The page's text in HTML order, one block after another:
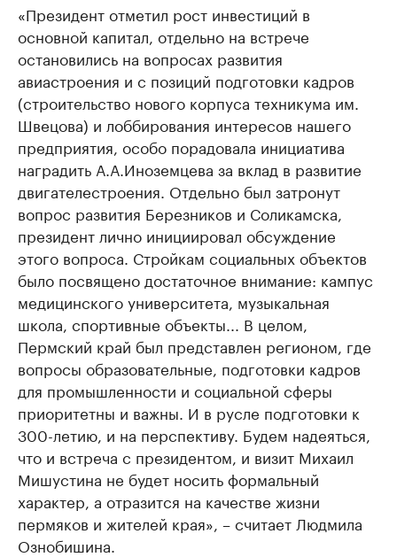
«Президент отметил рост инвестиций в
основной капитал, отдельно на встрече
остановились на вопросах развития
авиастроения и с позиций подготовки кадров
(строительство нового корпуса техникума им.
Швецова) и лоббирования интересов нашего
предприятия, особо порадовала инициатива
наградить А.А.Иноземцева за вклад в развитие
двигателестроения. Отдельно был затронут
вопрос развития Березников и Соликамска,
президент лично инициировал обсуждение
этого вопроса. Стройкам социальных объектов
было посвящено достаточное внимание: кампус
медицинского университета, музыкальная
школа, спортивные объекты... В целом,
Пермский край был представлен регионом, где
вопросы образовательные, подготовки кадров
для промышленности и социальной сферы
приоритетны и важны. И в русле подготовки к
300-летию, и на перспективу. Будем надеяться,
что и встреча с президентом, и визит Михаил
Мишустина не будет носить формальный
характер, а отразится на качестве жизни
пермяков и жителей края», – считает Людмила
Ознобишина.